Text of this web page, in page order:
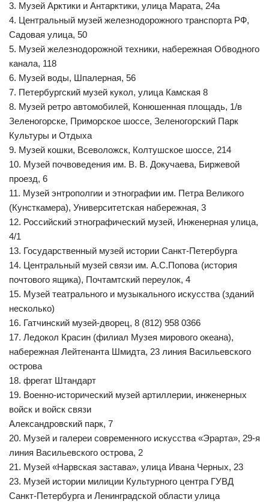
3. Музей Арктики и Антарктики, улица Марата, 24а
4. Центральный музей железнодорожного транспорта РФ,
Садовая улица, 50
5. Музей железнодорожной техники, набережная Обводного
канала, 118
6. Музей воды, Шпалерная, 56
7. Петербургский музей кукол, улица Камская 8
8. Музей ретро автомобилей, Конюшенная площадь, 1/в
Зеленогорске, Приморское шоссе, Зеленогорский Парк
Культуры и Отдыха
9. Музей кошки, Всеволожск, Колтушское шоссе, 214
10. Музей почвоведения им. В. В. Докучаева, Биржевой
проезд, 6
11. Музей энтрополгии и этнографии им. Петра Великого
(Кунсткамера), Университетская набережная, 3
12. Российский этнографический музей, Инженерная улица,
4/1
13. Государственный музей истории Санкт-Петербурга
14. Центральный музей связи им. А.С.Попова (история
почтового ящика), Почтамтский переулок, 4
15. Музей театрального и музыкального искусства (зданий
несколько)
16. Гатчинский музей-дворец, 8 (812) 958 0366
17. Ледокол Красин (филиал Музея мирового океана),
набережная Лейтенанта Шмидта, 23 линия Васильевского
острова
18. фрегат Штандарт
19. Военно-исторический музей артиллерии, инженерных
войск и войск связи
Александровский парк, 7
20. Музей и галереи современного искусства «Эрарта», 29-я
линия Васильевского острова, 2
21. Музей «Нарвская застава», улица Ивана Черных, 23
23. Музей истории милиции Культурного центра ГУВД
Санкт-Петербурга и Ленинградской области улица